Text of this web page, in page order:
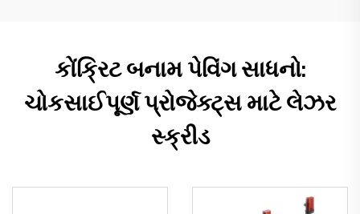
કોંક્રિટ બનામ પેવિંગ સાધનો:
ચોકસાઈપૂર્ણ પ્રોજેક્ટ્સ માટે લેઝર
સ્ક્રીડ